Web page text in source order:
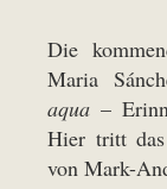
Die
Maria
aqua –
Hier tritt
von Mark-